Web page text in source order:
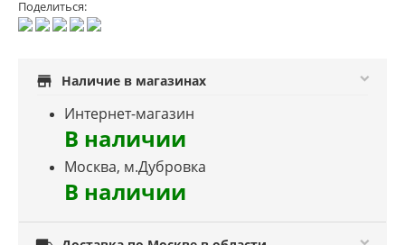
Поделиться:
store Наличие в магазинах
Интернет-магазин
В наличии
Москва, м.Дубровка
В наличии